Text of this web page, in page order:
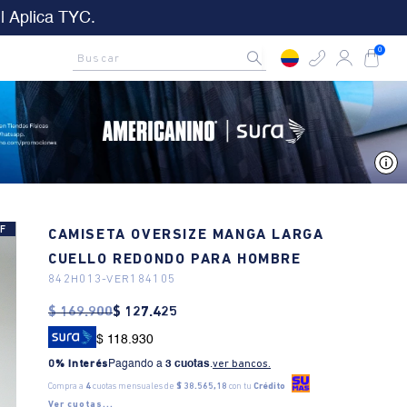
aplican 3
Rastrea tu pedido aquí
Buscar 0
CAMISETA OVERSIZE MANGA LARGA
CUELLO REDONDO PARA HOMBRE
842H013-VER184105
$ 169.900$ 127.425
$ 118.930
0% Interés Pagando a3 cuotas.ver bancos.
Compra a 4cuotas mensuales de $ 38.565,18 con tuCrédito